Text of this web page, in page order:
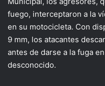
fuego, interceptaron a la
en su motocicleta. Con
9 mm, los atacantes
antes de darse a la fuga
desconocido.